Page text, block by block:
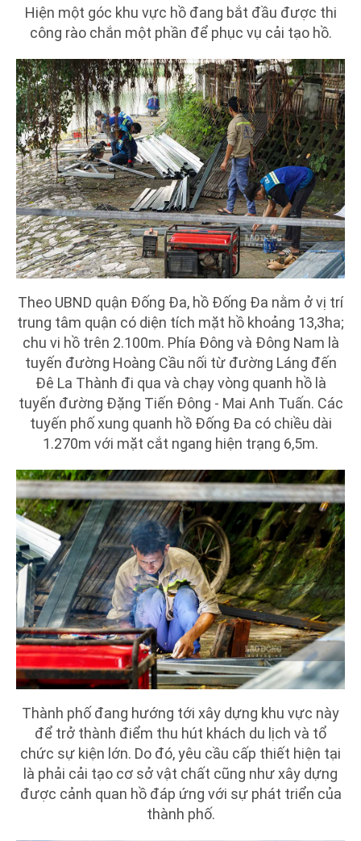
Hiện một góc khu vực hồ đang bắt đầu được thi
công rào chắn một phần để phục vụ cải tạo hồ.
Theo UBND quận Đống Đa, hồ Đống Đa nằm ở vị trí
trung tâm quận có diện tích mặt hồ khoảng 13,3ha;
chu vi hồ trên 2.100m. Phía Đông và Đông Nam là
tuyến đường Hoàng Cầu nối từ đường Láng đến
Đê La Thành đi qua và chạy vòng quanh hồ là
tuyến đường Đặng Tiến Đông - Mai Anh Tuấn. Các
tuyến phố xung quanh hồ Đống Đa có chiều dài
1.270m với mặt cắt ngang hiện trạng 6,5m.
Thành phố đang hướng tới xây dựng khu vực này
để trở thành điểm thu hút khách du lịch và tổ
chức sự kiện lớn. Do đó, yêu cầu cấp thiết hiện tại
là phải cải tạo cơ sở vật chất cũng như xây dựng
được cảnh quan hồ đáp ứng với sự phát triển của
thành phố.